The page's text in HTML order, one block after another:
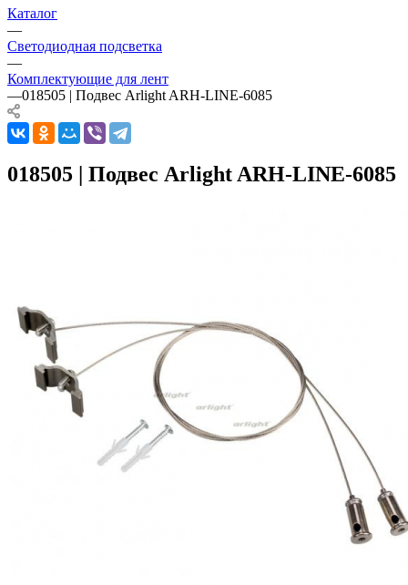
Каталог
—
Светодиодная подсветка
—
Комплектующие для лент
—018505 | Подвес Arlight ARH-LINE-6085
018505 | Подвес Arlight ARH-LINE-6085